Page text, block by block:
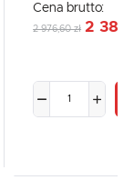
Cena brutto:
2 976,60 zł 2